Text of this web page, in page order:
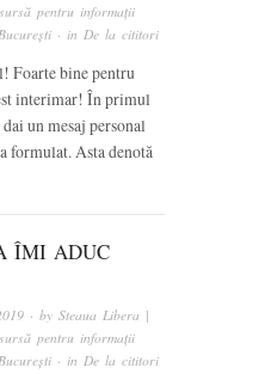
pentru informații
· inDe la cititori
Foarte bine pentru
interimar! În primul
un mesaj personal
formulat. Asta denotă
ÎMI ADUC
· bySteaua Libera |
pentru informații
· in De la cititori